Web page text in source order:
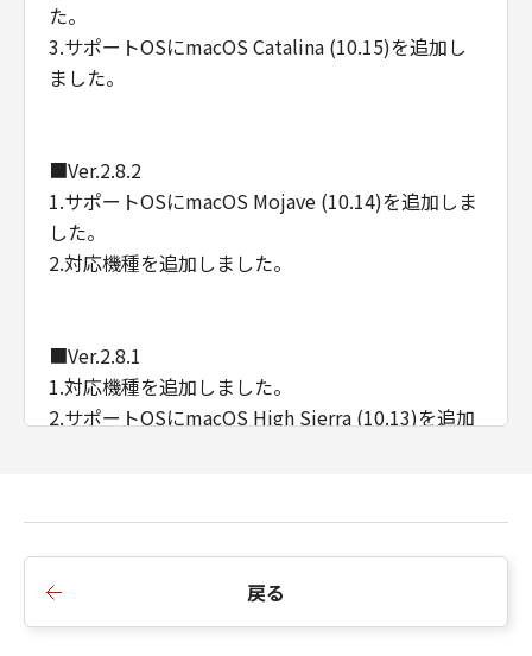
た。
3.サポートOSにmacOS Catalina (10.15)を追加し
ました。
■Ver.2.8.2
1.サポートOSにmacOS Mojave (10.14)を追加しま
した。
2.対応機種を追加しました。
■Ver.2.8.1
1.対応機種を追加しました。
2.サポートOSにmacOS High Sierra (10.13)を追加
2.AirPrintが使用されている OS X v10.10 環境下で
も、Quick Menu が使用できるようになりました。
戻る